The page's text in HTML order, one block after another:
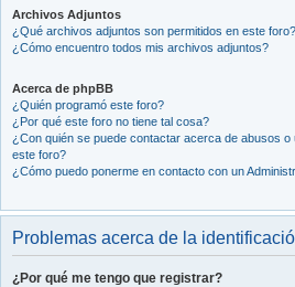
Archivos Adjuntos
¿Qué archivos adjuntos son permitidos en este foro?
¿Cómo encuentro todos mis archivos adjuntos?
Acerca de phpBB
¿Quién programó este foro?
¿Por qué este foro no tiene tal cosa?
¿Con quién se puede contactar acerca de abusos
este foro?
¿Cómo puedo ponerme en contacto con un
Problemas acerca de la
¿Por qué me tengo que registrar?